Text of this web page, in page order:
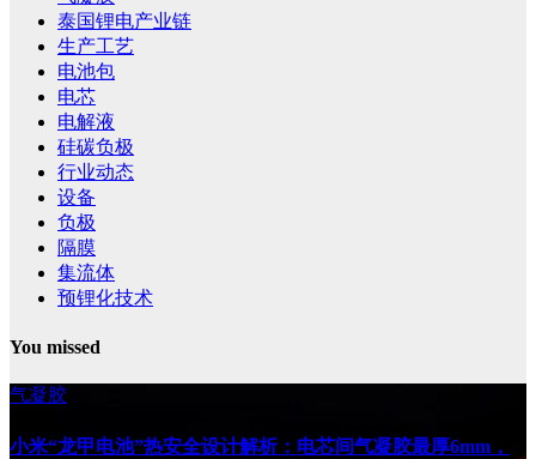
泰国锂电产业链
生产工艺
电池包
电芯
电解液
硅碳负极
行业动态
设备
负极
隔膜
集流体
预锂化技术
You missed
气凝胶
小米“龙甲电池”热安全设计解析：电芯间气凝胶最厚6mm，